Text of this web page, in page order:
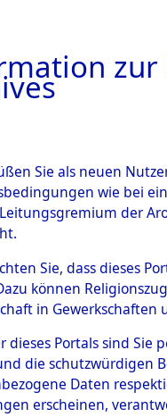
zur
Sie als neuen
wie bei
der
Sie, dass dieses
können
in Gewerkschaften
dieses Portals sind Sie
die schutzwürdigen
Daten
erscheinen,